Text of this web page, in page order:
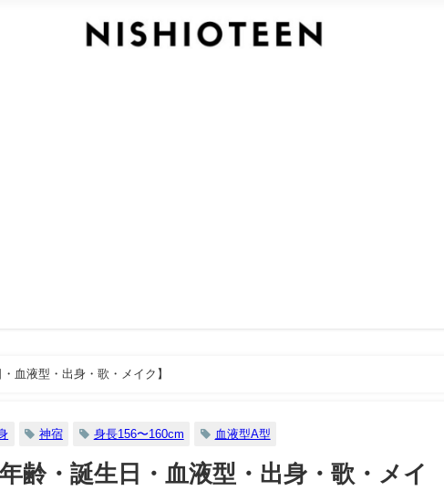
血液型・出身・歌・メイク】
神宿 身長156〜160cm 血液型A型
齢・誕生日・血液型・出身・歌・メイ